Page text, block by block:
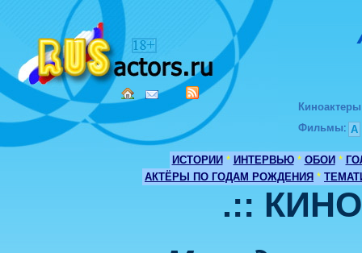
Киноактеры
Фильмы: А
ИСТОРИИ * ИНТЕРВЬЮ * ОБОИ *
АКТЁРЫ ПО ГОДАМ РОЖДЕНИЯ *
.::